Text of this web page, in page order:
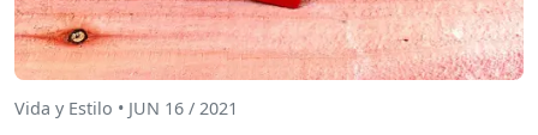
Vida y Estilo • JUN 16 / 2021